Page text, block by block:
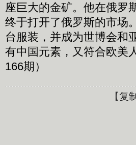
座巨大的金矿。他在俄罗
终于打开了俄罗斯的市场
台服装，并成为世博会和
有中国元素，又符合欧美
166期）
【复